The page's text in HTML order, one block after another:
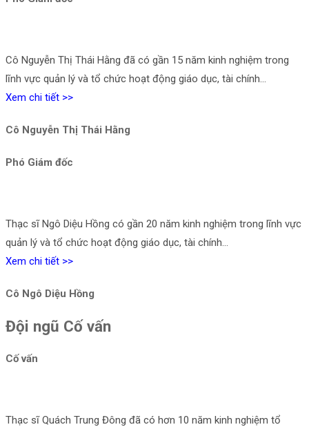
Cô Nguyễn Thị Thái Hằng đã có gần 15 năm kinh nghiệm trong
lĩnh vực quản lý và tổ chức hoạt động giáo dục, tài chính…
Xem chi tiết >>
Cô Nguyễn Thị Thái Hằng
Phó Giám đốc
Thạc sĩ Ngô Diệu Hồng có gần 20 năm kinh nghiệm trong lĩnh vực
quản lý và tổ chức hoạt động giáo dục, tài chính…
Xem chi tiết >>
Cô Ngô Diệu Hồng
Đội ngũ Cố vấn
Cố vấn
Thạc sĩ Quách Trung Đông đã có hơn 10 năm kinh nghiệm tổ